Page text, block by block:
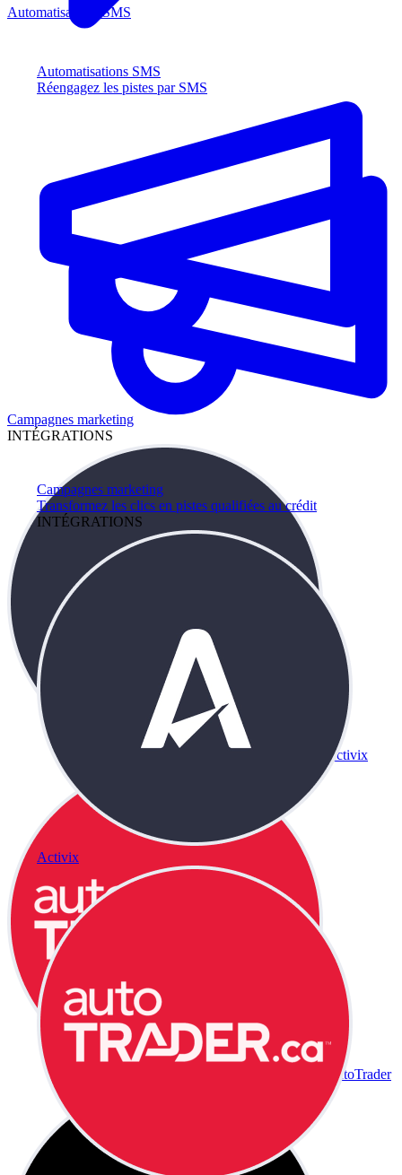
Automatisations SMS
Réengagez les pistes par SMS
Campagnes marketing
Transformez les clics en pistes qualifiées au crédit
INTÉGRATIONS
Activix
Automatisations SMS
Campagnes marketing
INTÉGRATIONS
Activix
AutoTrader